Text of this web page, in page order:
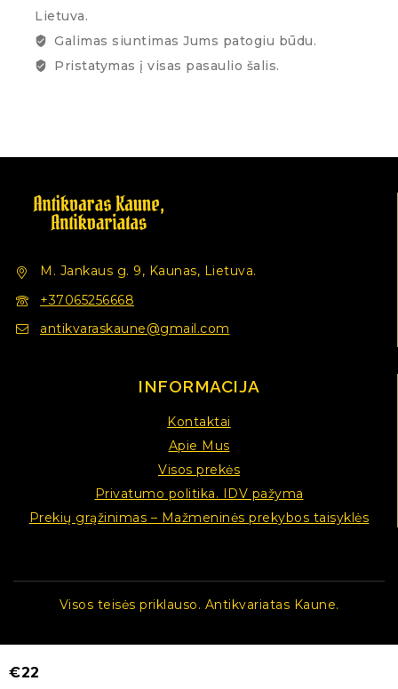
Lietuva.
Galimas siuntimas Jums patogiu būdu.
Pristatymas į visas pasaulio šalis.
M. Jankaus g. 9, Kaunas, Lietuva.
+37065256668
antikvaraskaune@gmail.com
INFORMACIJA
Kontaktai
Apie Mus
Visos prekės
Privatumo politika. IDV pažyma
Prekių grąžinimas – Mažmeninės prekybos taisyklės
Visos teisės priklauso. Antikvariatas Kaune.
€22